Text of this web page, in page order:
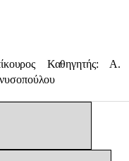
Καθηγητής: Α.